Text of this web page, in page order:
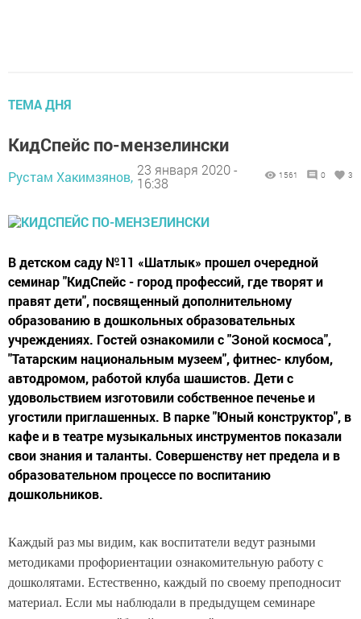
ТЕМА ДНЯ
КидСпейс по-мензелински
Рустам Хакимзянов, 23 января 2020 -
16:38
1561 0 3
В детском саду №11 «Шатлык» прошел очередной
семинар "КидСпейс - город профессий, где творят и
правят дети", посвященный дополнительному
образованию в дошкольных образовательных
учреждениях. Гостей ознакомили с "Зоной космоса",
"Татарским национальным музеем", фитнес- клубом,
автодромом, работой клуба шашистов. Дети с
удовольствием изготовили собственное печенье и
угостили приглашенных. В парке "Юный конструктор", в
кафе и в театре музыкальных инструментов показали
свои знания и таланты. Совершенству нет предела и в
образовательном процессе по воспитанию
дошкольников.
Каждый раз мы видим, как воспитатели ведут разными
методиками профориентации ознакомительную работу с
дошколятами. Естественно, каждый по своему преподносит
материал. Если мы наблюдали в предыдущем семинаре